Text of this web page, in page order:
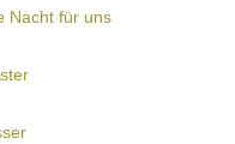
Nacht für uns